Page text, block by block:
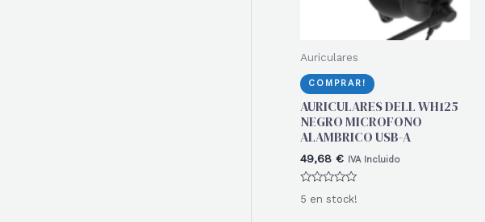
Auriculares
COMPRAR!
AURICULARES DELL WH125
NEGRO MICROFONO
ALAMBRICO USB-A
49,68 € IVA Incluido
con
5 en stock!